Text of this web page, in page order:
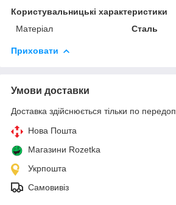
Користувальницькі характеристики
Матеріал
Сталь
Приховати
Умови доставки
Доставка здійснюється тільки по
Нова Пошта
Магазини Rozetka
Укрпошта
Самовивіз